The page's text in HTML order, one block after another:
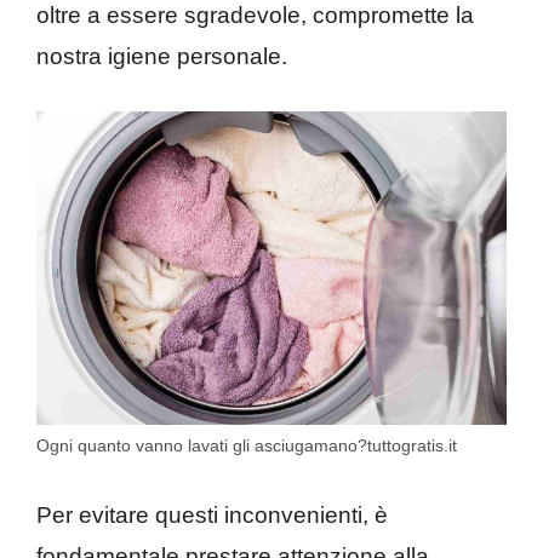
oltre a essere sgradevole, compromette la
nostra igiene personale.
Ogni quanto vanno lavati gli asciugamano?tuttogratis.it
Per evitare questi inconvenienti, è